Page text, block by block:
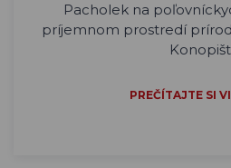
Pacholek na
príjemnom prostredí
PREČÍTAJTE SI